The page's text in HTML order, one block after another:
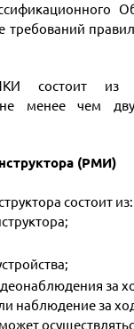
требований
состоит из
менее чем
(РМИ)
состоит из:
за
наблюдение за